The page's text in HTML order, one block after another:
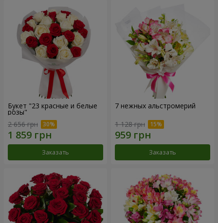
Букет "23 красные и белые
розы"
2 656 грн
Заказать
7 нежных альстромерий
1 128 грн
Заказать